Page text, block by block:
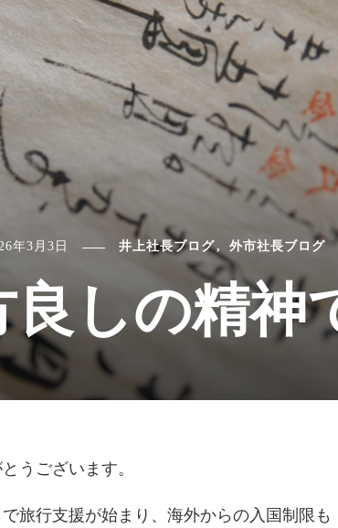
年3月3日 井上社長ブログ 外市社長ブログ
良しの精神
うございます。
旅行支援が始まり、海外からの入国制限も